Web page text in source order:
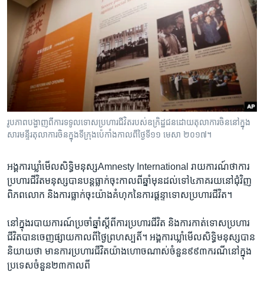
រចនា
សម្ព័ន្ធ​
រំលង​
និង​
ទៅ​
ស្វែង​
រក
ទូរទស្សន៍ / វីដេអូ​
វិទ្យុ / ផតខាសថ៍
កម្មវិធីទាំងអស់
Khmer English
បណ្តាញ​សង្គម
ភាសា
រូប​ភាព​បង្ហាញ​ពី​ការ​ទទូល​ទោសប្រហារជីវិត​​របស់​ឧក្រិដ្ឋ​ជនដោយ​តុលាការ​ចិន​នៅ​ក្នុង​
សារមន្ទីរ​តុលាការ​ចិន​ក្នុង​ទីក្រុង​ប៉េកាំង​កាលពី​ថ្ងៃទី​១១ មេសា ២០១៧។
អង្គការ​ឃ្លាំ​មើល​សិទ្ធិមនុស្សAmnesty International រាយការណ៍​ថា​ការ​
ប្រហារ​ជីវិត​មនុស្ស​បាន​បន្ត​ធ្លាក់​ចុះ​កាល​ពីឆ្នាំមុន​ដល់​ទៅ​៤ភាគរយ​នៅ​ជុំវិញ​
ពិភពលោក​ និង​ការ​ធ្លាក់​ចុះ​យ៉ាង​គំហុក​នៃ​ការ​ផ្តន្ទាទោស​ប្រហារ​ជីវិត។
នៅក្នុង​របាយការណ៍​ប្រចាំឆ្នាំ​ស្តី​ពី​ការប្រហារជីវិត​ និង​ការ​កាត់ទោស​ប្រហារ
ជីវិត​បាន​ចេញ​ផ្សាយ​កាល​ពី​ថ្ងៃព្រហស្បតិ៍។ អង្គការ​ឃ្លាំ​មើល​សិទ្ធិមនុស្ស​បាន​
និយាយ​ថា ​មាន​ការ​ប្រហារ​ជីវិត​យ៉ាងហោចណាស់​ចំនួន៩៩៣ករណី​នៅក្នុង​
ប្រទេស​ចំនួន២៣​កាល​ពី